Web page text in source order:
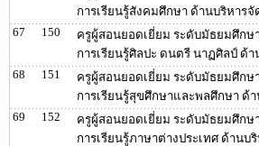
การเรียนรู้สังคมศึกษา ด้านบริหารจั
67
150
ครูผู้สอนยอดเยี่ยม ระดับมัธยมศึกษ
การเรียนรู้ศิลปะ ดนตรี นาฏศิลป์ ด้
68
151
ครูผู้สอนยอดเยี่ยม ระดับมัธยมศึกษ
การเรียนรู้สุขศึกษาและพลศึกษา ด้
69
152
ครูผู้สอนยอดเยี่ยม ระดับมัธยมศึกษ
การเรียนรู้ภาษาต่างประเทศ ด้านบ